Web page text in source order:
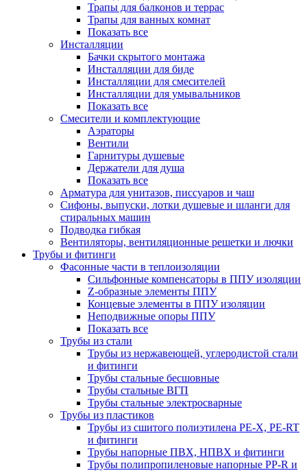
Трапы для балконов и террас
Трапы для ванных комнат
Показать все
Инсталляции
Бачки скрытого монтажа
Инсталляции для биде
Инсталляции для смесителей
Инсталляции для умывальников
Показать все
Смесители и комплектующие
Аэраторы
Вентили
Гарнитуры душевые
Держатели для душа
Показать все
Арматура для унитазов, писсуаров и чаш
Сифоны, выпуски, лотки душевые и шланги для
стиральных машин
Подводка гибкая
Вентиляторы, вентиляционные решетки и лючки
Трубы и фитинги
Фасонные части в теплоизоляции
Cильфонные компенсаторы в ППУ изоляции
Z-образные элементы ППУ
Концевые элементы в ППУ изоляции
Неподвижные опоры ППУ
Показать все
Трубы из стали
Трубы из нержавеющей, углеродистой стали
и фитинги
Трубы стальные бесшовные
Трубы стальные ВГП
Трубы стальные электросварные
Трубы из пластиков
Трубы из сшитого полиэтилена PE-X, PE-RT
и фитинги
Трубы напорные ПВХ, НПВХ и фитинги
Трубы полипропиленовые напорные PP-R и